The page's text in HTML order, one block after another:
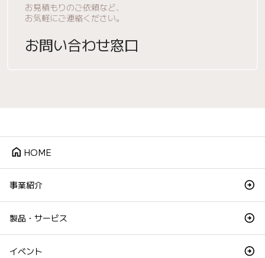
お見積もりのご依頼など、
お気軽にご連絡ください。
お問い合わせ窓口
home HOME
事業紹介
製品・サービス
イベント